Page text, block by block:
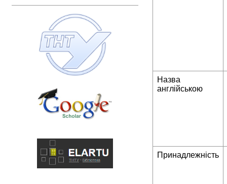
Назва
англійською
Принадлежність